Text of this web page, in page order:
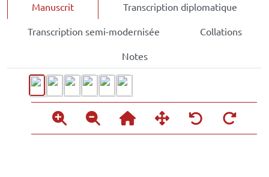
Manuscrit Transcription diplomatique
Transcription semi-modernisée Collations
Notes